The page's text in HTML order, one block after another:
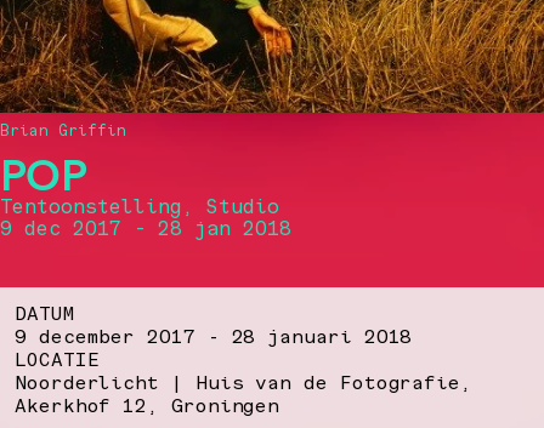
POP
Tentoonstelling, Studio
9 dec 2017 - 28 jan 2018
Brian Griffin
DATUM
9 december 2017 - 28 januari 2018
LOCATIE
Noorderlicht | Huis van de Fotografie,
Akerkhof 12, Groningen